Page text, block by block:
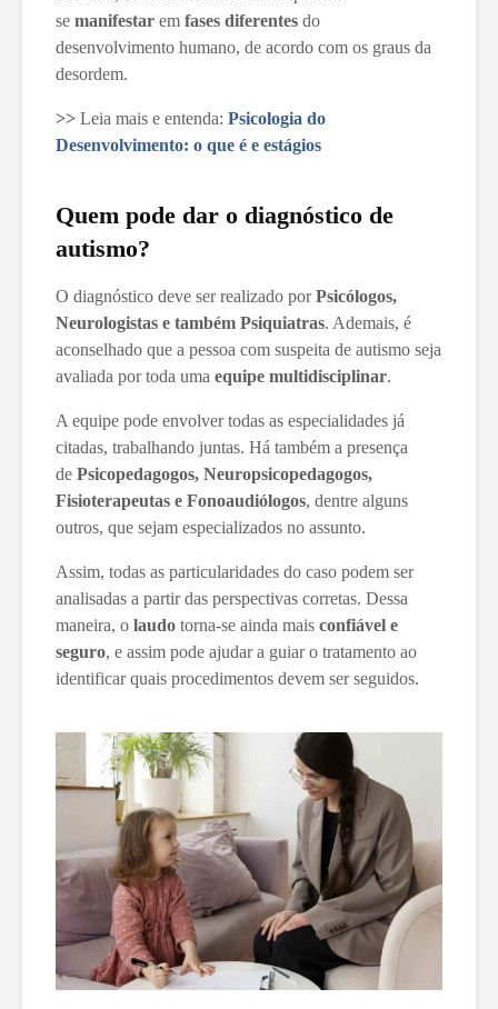
se manifestar em fases diferentes do
desenvolvimento humano, de acordo com os graus da
desordem.
>> Leia mais e entenda: Psicologia do
Desenvolvimento: o que é e estágios
Quem pode dar o diagnóstico de
autismo?
O diagnóstico deve ser realizado porPsicólogos,
Neurologistas e também Psiquiatras. Ademais, é
aconselhado que a pessoa com suspeita de autismo seja
avaliada por toda uma equipe multidisciplinar.
A equipe pode envolver todas as especialidades já
citadas, trabalhando juntas. Há também a presença
de Psicopedagogos, Neuropsicopedagogos,
Fisioterapeutas e Fonoaudiólogos, dentre alguns
outros, que sejam especializados no assunto.
Assim, todas as particularidades do caso podem ser
analisadas a partir das perspectivas corretas. Dessa
maneira, o laudo torna-se ainda mais confiável e
seguro, e assim pode ajudar a guiar o tratamento ao
identificar quais procedimentos devem ser seguidos.